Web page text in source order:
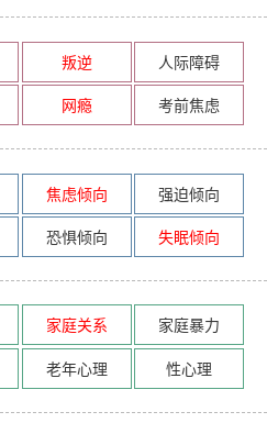
叛逆
人际障碍
网瘾 考前焦虑
焦虑倾向
强迫倾向
恐惧倾向 失眠倾向
家庭关系
家庭暴力
老年心理 性心理